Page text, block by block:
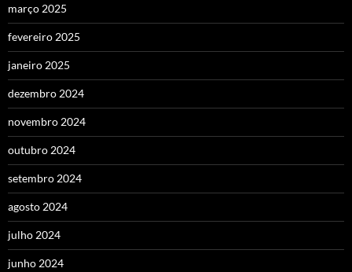
março 2025
fevereiro 2025
janeiro 2025
dezembro 2024
novembro 2024
outubro 2024
setembro 2024
agosto 2024
julho 2024
junho 2024